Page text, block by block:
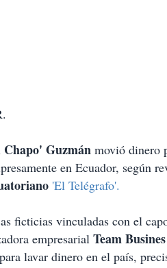
Guzmán movió dinero
en Ecuador, según
'El Telégrafo'.
ficticias vinculadas con el
empresarial Team
lavar dinero en el país,